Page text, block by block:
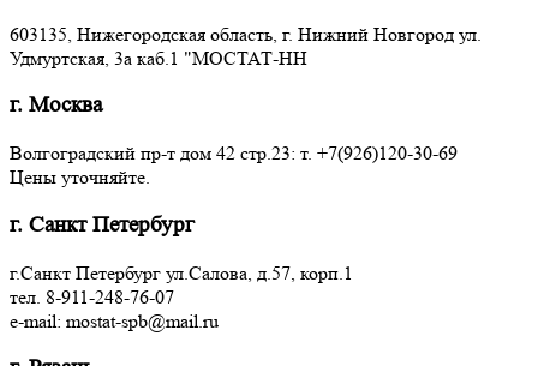
603135, Нижегородская область, г. Нижний Новгород ул.
Удмуртская, 3a каб.1 "МОСТАТ-НН
г. Москва
Волгоградский пр-т дом 42 стр.23: т. +7(926)120-30-69
Цены уточняйте.
г. Санкт Петербург
г.Санкт Петербург ул.Салова, д.57, корп.1
тел. 8-911-248-76-07
e-mail: mostat-spb@mail.ru